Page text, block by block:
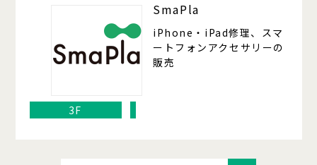
SmaPla
iPhone・iPad修理、スマ
ートフォンアクセサリーの
販売
3F